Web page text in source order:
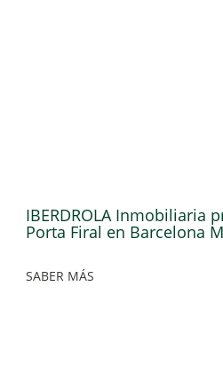
IBERDROLA Inmobiliaria
Porta Firal en Barcelona
SABER MÁS